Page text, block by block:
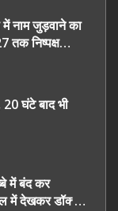
में नाम जुड़वाने का
तक निष्पक्ष
घंटे बाद भी
में बंद कर
में देखकर डॉक्टर